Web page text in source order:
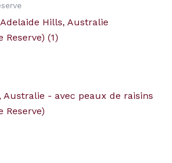
Hills, Australie
Reserve) (1)